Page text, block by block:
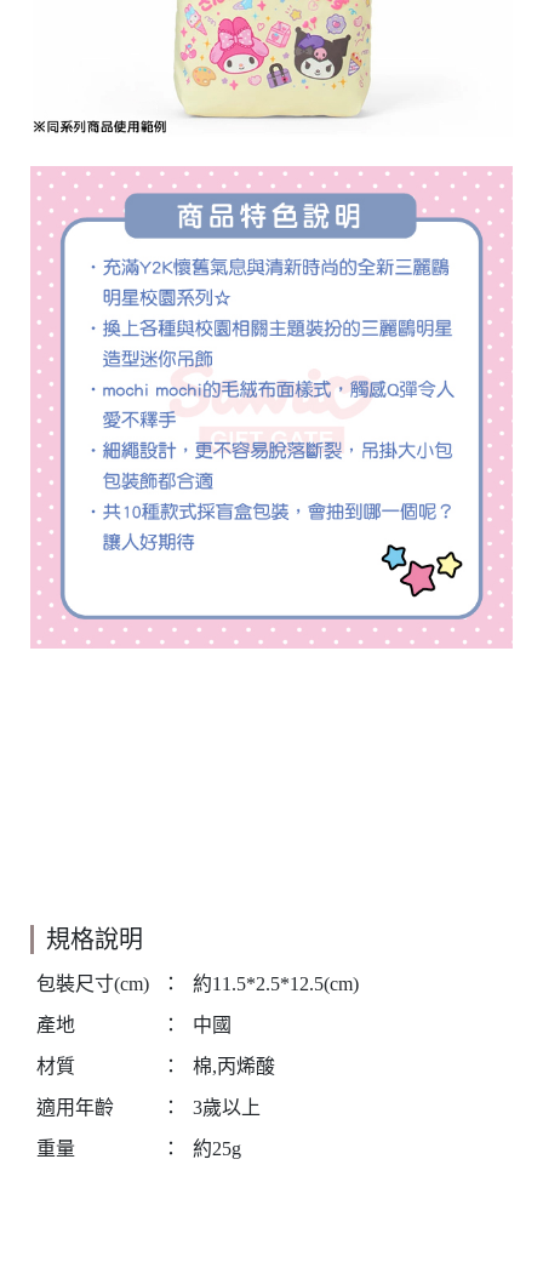
規格說明
包裝尺寸(cm) ：
約11.5*2.5*12.5(cm)
產地
：
中國
材質
：
棉,丙烯酸
適用年齡
：
3歲以上
重量
： 約25g